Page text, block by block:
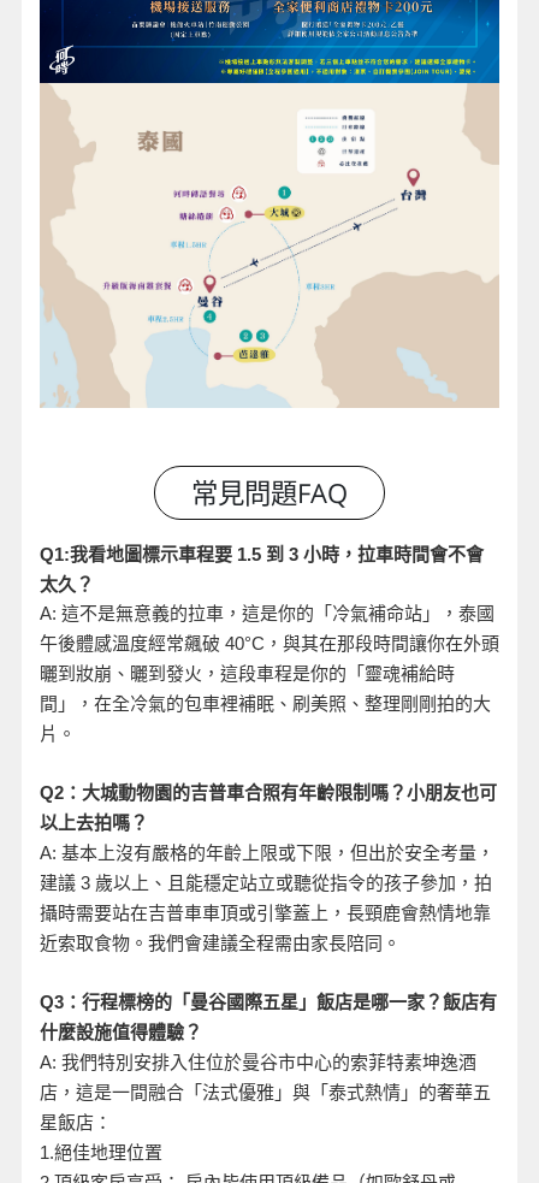
Q1:我看地圖標示車程要 1.5 到 3 小時，拉車時間會不會
太久？
A: 這不是無意義的拉車，這是你的「冷氣補命站」，泰國
午後體感溫度經常飆破 40°C ，與其在那段時間讓你在外頭
曬到妝崩、曬到發火，這段車程是你的「靈魂補給時
間」，在全冷氣的包車裡補眠、刷美照、整理剛剛拍的大
片。
Q2：大城動物園的吉普車合照有年齡限制嗎？小朋友也可
以上去拍嗎？
A: 基本上沒有嚴格的年齡上限或下限，但出於安全考量，
建議 3 歲以上、且能穩定站立或聽從指令的孩子參加，拍
攝時需要站在吉普車車頂或引擎蓋上，長頸鹿會熱情地靠
近索取食物。我們會建議全程需由家長陪同。
Q3：行程標榜的「曼谷國際五星」飯店是哪一家？飯店有
什麼設施值得體驗？
A: 我們特別安排入住位於曼谷市中心的索菲特素坤逸酒
店，這是一間融合「法式優雅」與「泰式熱情」的奢華五
星飯店：
1.絕佳地理位置